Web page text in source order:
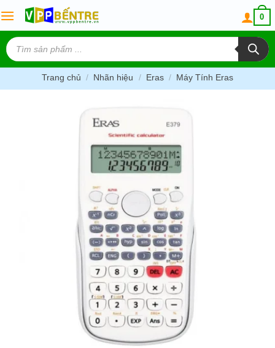
to
content
0
Tìm
kiếm
sản
phẩm
Trang chủ / Nhãn hiệu / Eras / Máy Tính Eras